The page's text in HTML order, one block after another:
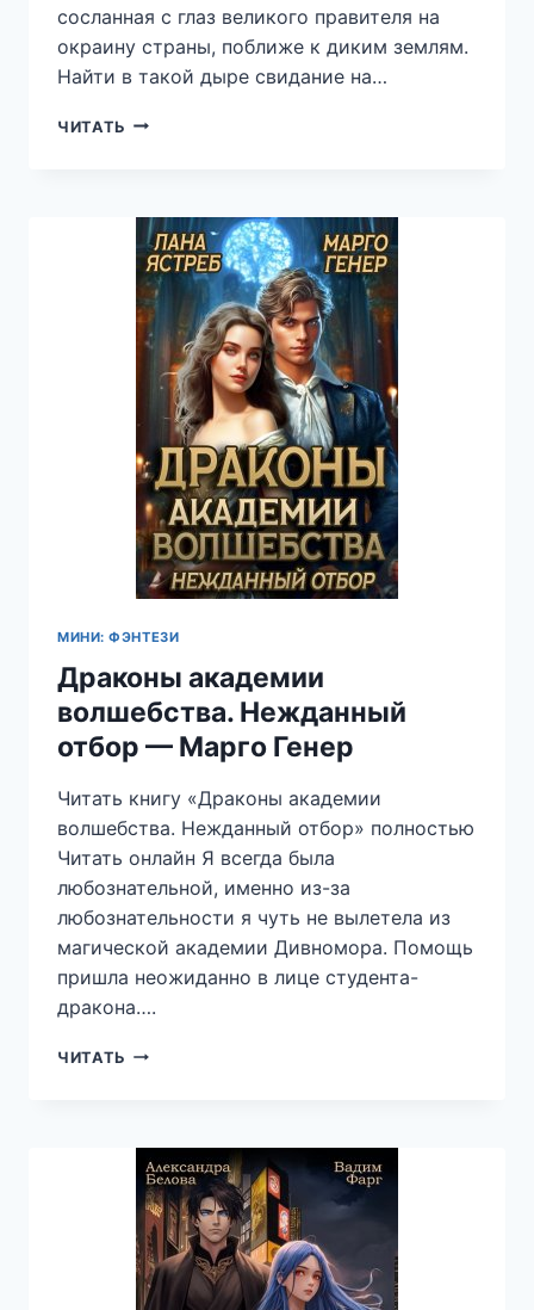
сосланная с глаз великого правителя на
окраину страны, поближе к диким землям.
Найти в такой дыре свидание на…
ЧИТАТЬ СТРОПТИВЫЙ
—
КРИСТИНА
МИЛЯЕВА
МИНИ: ФЭНТЕЗИ
Драконы академии
волшебства. Нежданный
отбор — Марго Генер
Читать книгу «Драконы академии
волшебства. Нежданный отбор» полностью
Читать онлайн Я всегда была
любознательной, именно из-за
любознательности я чуть не вылетела из
магической академии Дивномора. Помощь
пришла неожиданно в лице студента-
дракона….
ЧИТАТЬ ДРАКОНЫ
ОТБОР
МАРГО
ГЕНЕР